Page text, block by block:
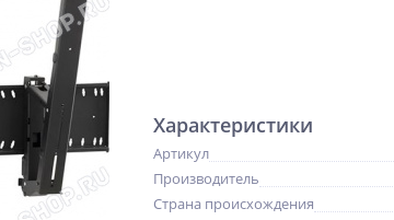
Характеристики
Артикул
Производитель
Страна происхождения